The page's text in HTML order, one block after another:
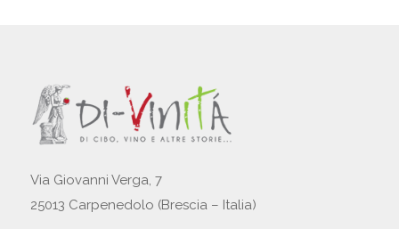
Via Giovanni Verga, 7
25013 Carpenedolo (Brescia – Italia)